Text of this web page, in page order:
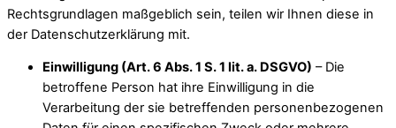
Rechtsgrundlagen maßgeblich sein, teilen wir Ihnen diese in
der Datenschutzerklärung mit.
Einwilligung (Art. 6 Abs. 1 S. 1 lit. a. DSGVO) – Die
betroffene Person hat ihre Einwilligung in die
Verarbeitung der sie betreffenden personenbezogenen